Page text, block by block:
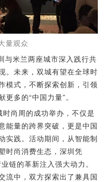
量观众
与米兰两座城市深入践行共
。未来，双城有望在全球时
模式，不断探索创新，引领
多的“中国力量”。
尚周的成功举办，不仅是
能量的跨界突破，更是中国
实践。活动期间，从智能制
时尚消费生态，深圳凭
链的革新注入强大动力。
流中，双方探索出了兼具国